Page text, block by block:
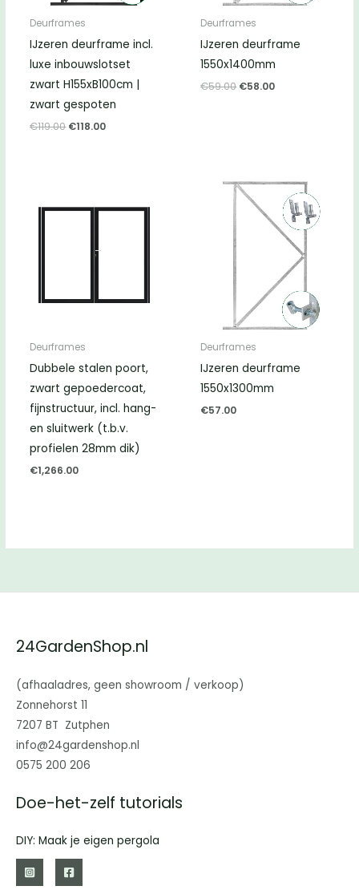
Deurframes
IJzeren deurframe incl.
luxe inbouwslotset
zwart H155xB100cm |
zwart gespoten
€119.00 Oorspronkelijke
€118.00Huidige
Deurframes
IJzeren deurframe
1550x1400mm
€59.00 Oorspronkelijke
€58.00Huidige
Deurframes
Dubbele stalen poort,
zwart gepoedercoat,
fijnstructuur, incl. hang-
en sluitwerk (t.b.v.
profielen 28mm dik)
€1,266.00
Deurframes
IJzeren deurframe
1550x1300mm
€57.00
24GardenShop.nl
(afhaaladres, geen showroom / verkoop)
Zonnehorst 11
7207 BT Zutphen
info@24gardenshop.nl
0575 200 206
Doe-het-zelf tutorials
DIY: Maak je eigen pergola